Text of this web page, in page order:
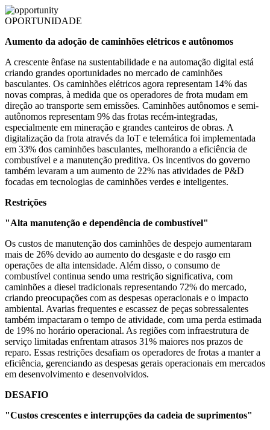
OPORTUNIDADE
Aumento da adoção de caminhões elétricos e autônomos
A crescente ênfase na sustentabilidade e na automação digital está
criando grandes oportunidades no mercado de caminhões
basculantes. Os caminhões elétricos agora representam 14% das
novas compras, à medida que os operadores de frota mudam em
direção ao transporte sem emissões. Caminhões autônomos e semi-
autônomos representam 9% das frotas recém-integradas,
especialmente em mineração e grandes canteiros de obras. A
digitalização da frota através da IoT e telemática foi implementada
em 33% dos caminhões basculantes, melhorando a eficiência de
combustível e a manutenção preditiva. Os incentivos do governo
também levaram a um aumento de 22% nas atividades de P&D
focadas em tecnologias de caminhões verdes e inteligentes.
Restrições
"Alta manutenção e dependência de combustível"
Os custos de manutenção dos caminhões de despejo aumentaram
mais de 26% devido ao aumento do desgaste e do rasgo em
operações de alta intensidade. Além disso, o consumo de
combustível continua sendo uma restrição significativa, com
caminhões a diesel tradicionais representando 72% do mercado,
criando preocupações com as despesas operacionais e o impacto
ambiental. Avarias frequentes e escassez de peças sobressalentes
também impactaram o tempo de atividade, com uma perda estimada
de 19% no horário operacional. As regiões com infraestrutura de
serviço limitadas enfrentam atrasos 31% maiores nos prazos de
reparo. Essas restrições desafiam os operadores de frotas a manter a
eficiência, gerenciando as despesas gerais operacionais em mercados
em desenvolvimento e desenvolvidos.
DESAFIO
"Custos crescentes e interrupções da cadeia de suprimentos"